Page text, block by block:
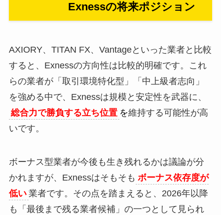
Exnessの将来ポジション
AXIORY、TITAN FX、Vantageといった業者と比較
すると、Exnessの方向性は比較的明確です。これ
らの業者が「取引環境特化型」「中上級者志向」
を強める中で、Exnessは規模と安定性を武器に、
総合力で勝負する立ち位置 を維持する可能性が高
いです。
ボーナス型業者が今後も生き残れるかは議論が分
かれますが、Exnessはそもそも ボーナス依存度が
低い 業者です。その点を踏まえると、2026年以降
も「最後まで残る業者候補」の一つとして見られ